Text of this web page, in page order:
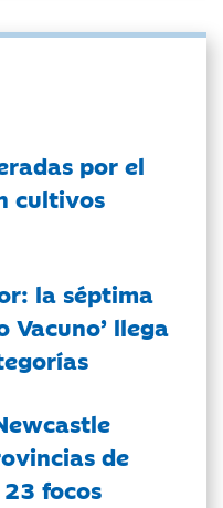
por el
cultivos
la séptima
Vacuno’ llega
de
focos